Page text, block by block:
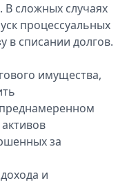
В сложных случаях
процессуальных
в списании долгов.
имущества,
за
и